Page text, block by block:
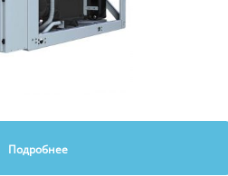
Подробнее